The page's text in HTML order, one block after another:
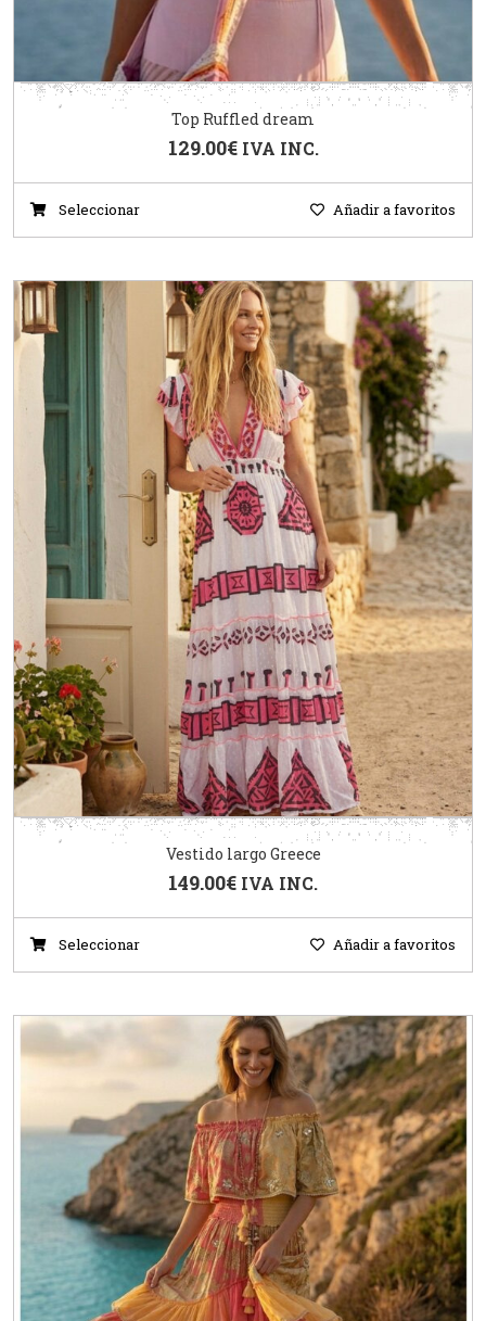
Top Ruffled dream
129.00€ IVA INC.
Seleccionar Añadir a favoritos
Vestido largo Greece
149.00€ IVA INC.
Seleccionar Añadir a favoritos